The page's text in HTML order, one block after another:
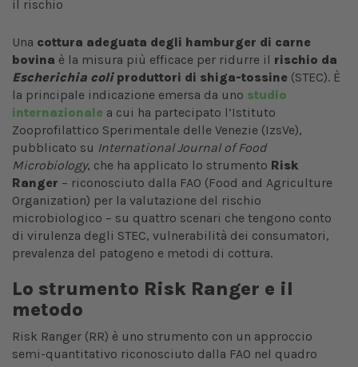
Una cottura adeguata degli hamburger di carne
bovina è la misura più efficace per ridurre il rischio da
Escherichia coliproduttori di shiga-tossine (STEC). È
la principale indicazione emersa da uno studio
internazionale a cui ha partecipato l’Istituto
Zooprofilattico Sperimentale delle Venezie (IzsVe),
pubblicato su International Journal of Food
Microbiology, che ha applicato lo strumento Risk
Ranger – riconosciuto dalla FAO (Food and Agriculture
Organization) per la valutazione del rischio
microbiologico – su quattro scenari che tengono conto
di virulenza degli STEC, vulnerabilità dei consumatori,
prevalenza del patogeno e metodi di cottura.
Lo strumento Risk Ranger e il
metodo
Risk Ranger (RR) è uno strumento con un approccio
semi-quantitativo riconosciuto dalla FAO nel quadro